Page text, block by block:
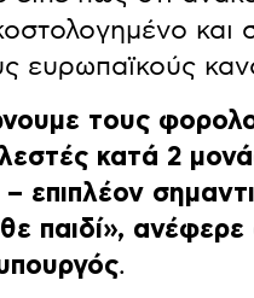
και
ευρωπαϊκούς
τους
κατά 2
επιπλέον
παιδί», ανέφερε
.